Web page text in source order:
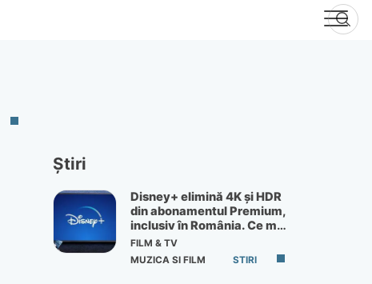
Știri
Disney+ elimină 4K și HDR
din abonamentul Premium,
inclusiv în România. Ce mai
primești de 60 lei pe lună
FILM & TV
MUZICA SI FILM
STIRI